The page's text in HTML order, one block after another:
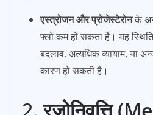
एस्त्रोजन और प्रोजेस्टेरोनके
फ्लो कम हो सकता है। यह
बदलाव, अत्यधिक व्यायाम, या
कारण हो सकती है।
2.रजोनिवृत्ति